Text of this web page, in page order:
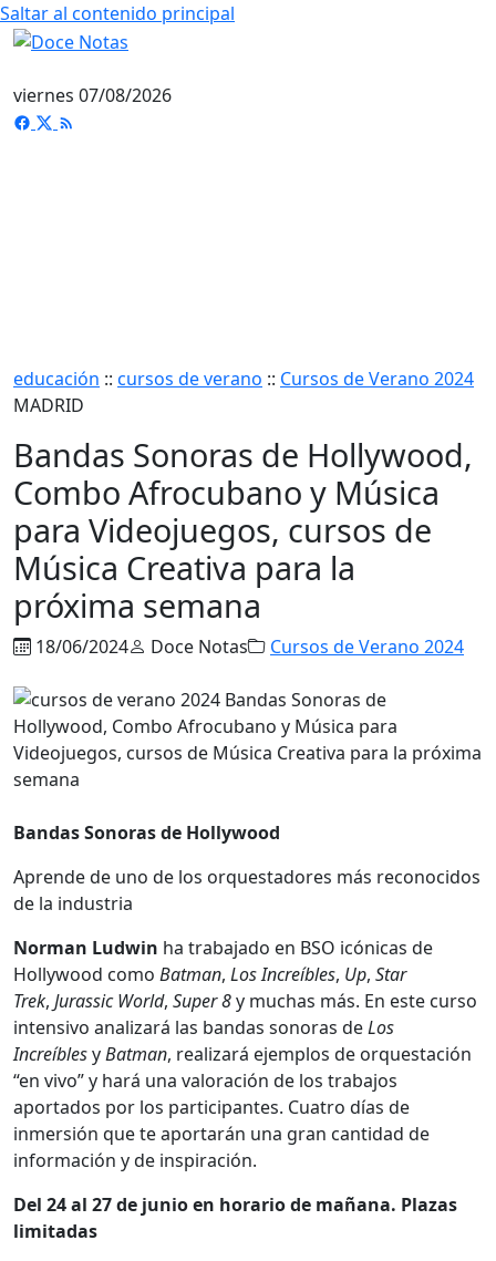
Saltar al contenido principal
viernes 07/08/2026
educación :: cursos de verano :: Cursos de Verano 2024
MADRID
Bandas Sonoras de Hollywood,
Combo Afrocubano y Música
para Videojuegos, cursos de
Música Creativa para la
próxima semana
18/06/2024 Doce Notas Cursos de Verano 2024
Bandas Sonoras de Hollywood
Aprende de uno de los orquestadores más reconocidos
de la industria
Norman Ludwin ha trabajado en BSO icónicas de
Hollywood como Batman, Los Increíbles, Up, Star
Trek, Jurassic World, Super 8y muchas más. En este curso
intensivo analizará las bandas sonoras deLos
IncreíblesyBatman, realizará ejemplos de orquestación
“en vivo” y hará una valoración de los trabajos
aportados por los participantes. Cuatro días de
inmersión que te aportarán una gran cantidad de
información y de inspiración.
Del 24 al 27 de junio en horario de mañana. Plazas
limitadas